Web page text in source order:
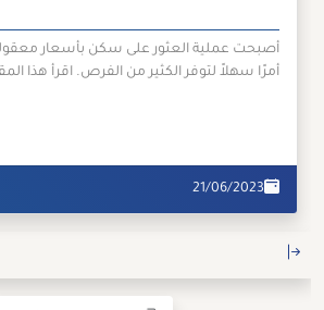
أصبحت عملية العثور على سكن بأسعار معقولة
أمرًا سهلاً لتوفر الكثير من الفرص. اقرأ هذا
21/06/2023